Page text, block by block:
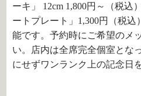
ーキ」
12cm 1,800円～（税込
ートプレート」 1,300円（税込
能です。予約時にご希望のメ
い。店内は全席完全個室とな
にせずワンランク上の記念日